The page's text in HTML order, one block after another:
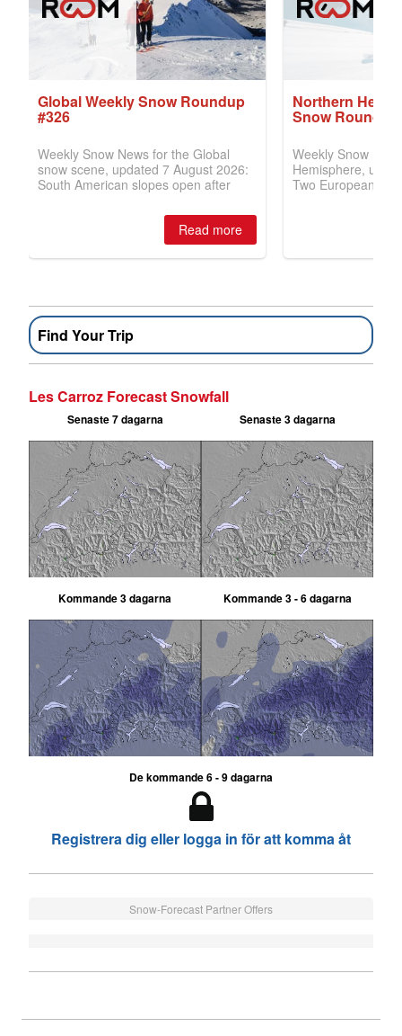
Find Your Trip
Les Carroz Forecast Snowfall
Senaste 7 dagarna Senaste 3 dagarna
Kommande 3 dagarna Kommande 3 - 6 dagarna
De kommande 6 - 9 dagarna
Registrera dig eller logga in för att komma åt
Snow-Forecast Partner Offers